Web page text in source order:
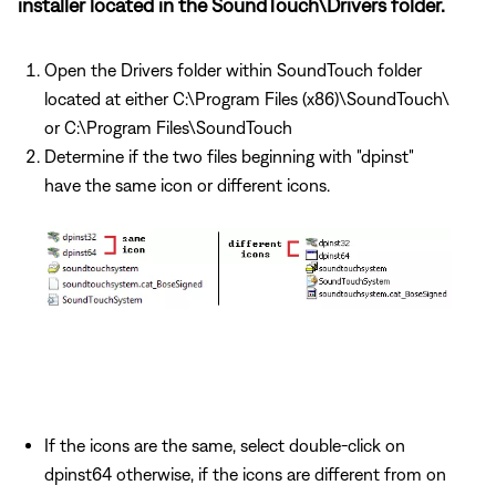
Open the Drivers folder within SoundTouch folder
located at either C:\Program Files (x86)\SoundTouch\
or C:\Program Files\SoundTouch
Determine if the two files beginning with "dpinst"
have the same icon or different icons.
If the icons are the same, select double-click on
dpinst64 otherwise, if the icons are different from on